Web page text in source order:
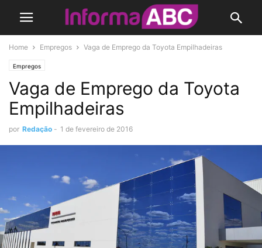
Home Empregos Vaga de Emprego da Toyota Empilhadeiras
Empregos
Vaga de Emprego da Toyota
Empilhadeiras
por Redação - 1 de fevereiro de 2016